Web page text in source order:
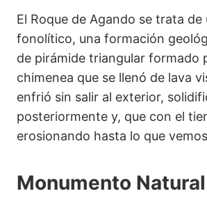
El Roque de Agando se trata de
fonolítico, una formación
de pirámide triangular formado
chimenea que se llenó de lava
enfrió sin salir al exterior,
posteriormente y, que con el
erosionando hasta lo que
Monumento